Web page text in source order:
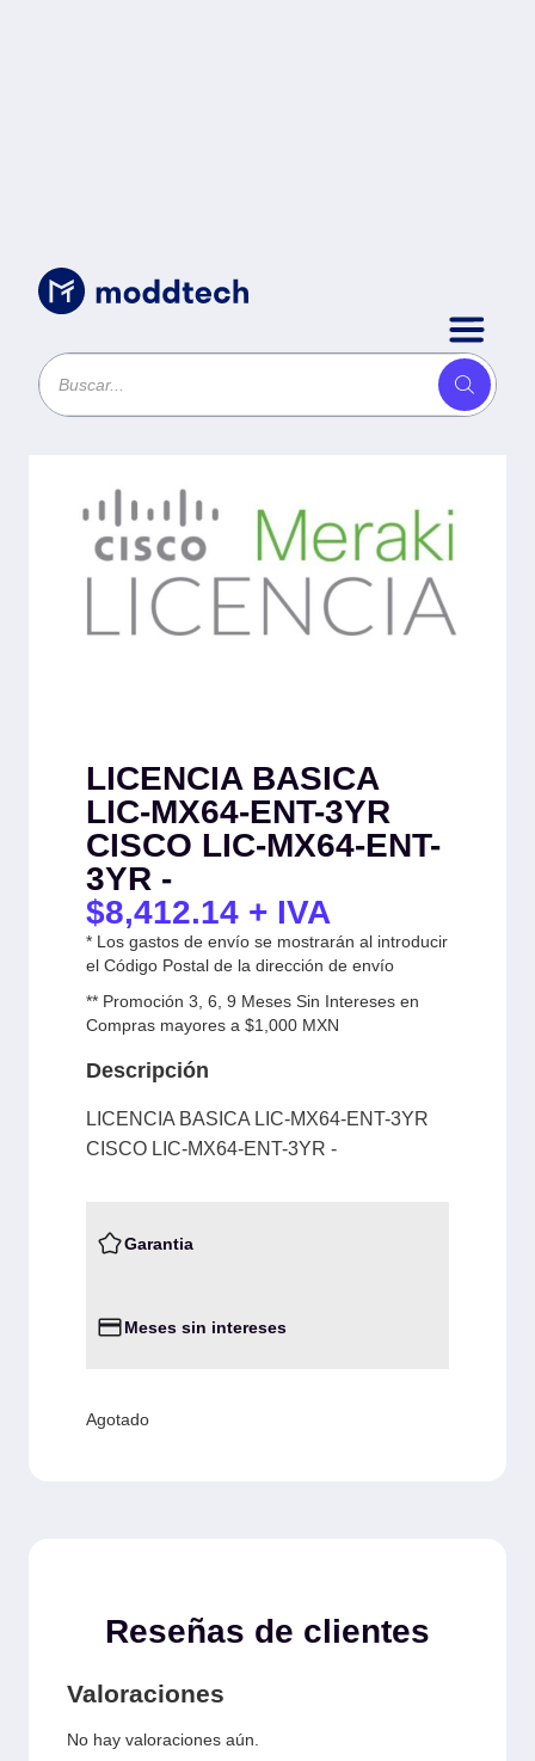
Red Activa/ LICENCIA BASICA LIC-MX64-ENT-
3YR CISCO LIC-MX64-ENT-3YR -
LICENCIA BASICA
LIC-MX64-ENT-3YR
CISCO LIC-MX64-ENT-
3YR -
$8,412.14 + IVA
* Los gastos de envío se mostrarán al introducir
el Código Postal de la dirección de envío
** Promoción 3, 6, 9 Meses Sin Intereses en
Compras mayores a $1,000 MXN
Descripción
LICENCIA BASICA LIC-MX64-ENT-3YR
CISCO LIC-MX64-ENT-3YR -
Garantia
Meses sin intereses
Agotado
Reseñas de clientes
Valoraciones
No hay valoraciones aún.